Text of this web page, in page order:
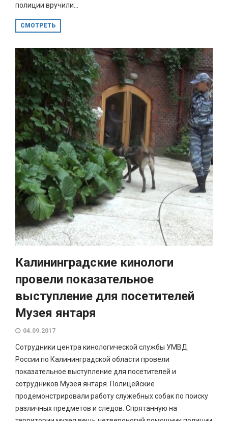
полиции вручили...
СМОТРЕТЬ
Калининградские кинологи
провели показательное
выступление для посетителей
Музея янтаря
04.09.2017
Сотрудники центра кинологической службы УМВД
России по Калининградской области провели
показательное выступление для посетителей и
сотрудников Музея янтаря. Полицейские
продемонстрировали работу служебных собак по поиску
различных предметов и следов. Спрятанную на